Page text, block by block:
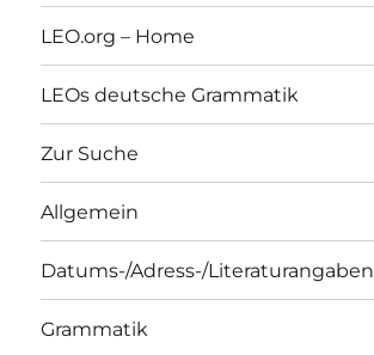
LEO.org – Home
LEOs deutsche Grammatik
Zur Suche
Allgemein
Datums-/Adress-/Literaturangaben
Grammatik